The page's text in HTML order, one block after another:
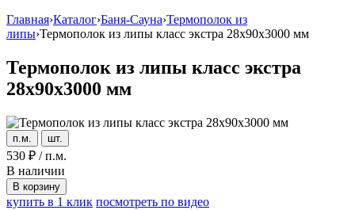
Главная›Каталог›Баня-Сауна›Термополок из
липы›Термополок из липы класс экстра 28x90x3000 мм
Термополок из липы класс экстра
28x90x3000 мм
п.м. шт.
530 ₽ /п.м.
В наличии
В корзину
купить в 1 клик посмотреть по видео